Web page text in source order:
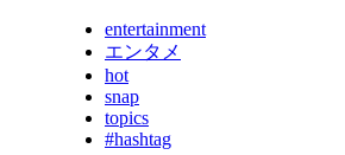
entertainment
エンタメ
hot
snap
topics
#hashtag